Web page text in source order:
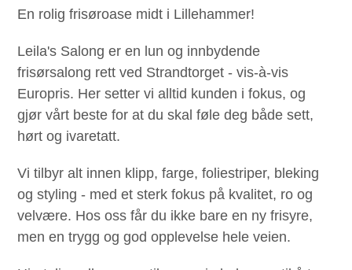
En rolig frisøroase midt i Lillehammer!
Leila's Salong er en lun og innbydende
frisørsalong rett ved Strandtorget - vis-à-vis
Europris. Her setter vi alltid kunden i fokus, og
gjør vårt beste for at du skal føle deg både sett,
hørt og ivaretatt.
Vi tilbyr alt innen klipp, farge, foliestriper, bleking
og styling - med et sterk fokus på kvalitet, ro og
velvære. Hos oss får du ikke bare en ny frisyre,
men en trygg og god opplevelse hele veien.